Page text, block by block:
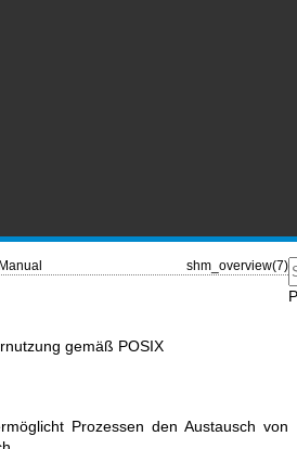
shm_overview(7)
gemäß POSIX
Prozessen den Austausch von